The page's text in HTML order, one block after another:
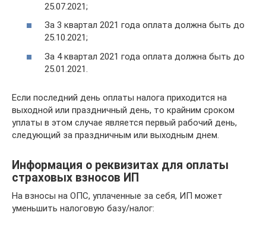
25.07.2021;
За 3 квартал 2021 года оплата должна быть до
25.10.2021;
За 4 квартал 2021 года оплата должна быть до
25.01.2021.
Если последний день оплаты налога приходится на
выходной или праздничный день, то крайним сроком
уплаты в этом случае является первый рабочий день,
следующий за праздничным или выходным днем.
Информация о реквизитах для оплаты
страховых взносов ИП
На взносы на ОПС, уплаченные за себя, ИП может
уменьшить налоговую базу/налог: